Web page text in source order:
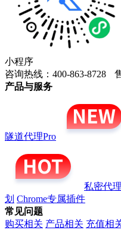
小程序
咨询热线：400-863-8728
产品与服务
隧道代理Pro
私密代理
划 Chrome专属插件
常见问题
购买相关 产品相关 充值相